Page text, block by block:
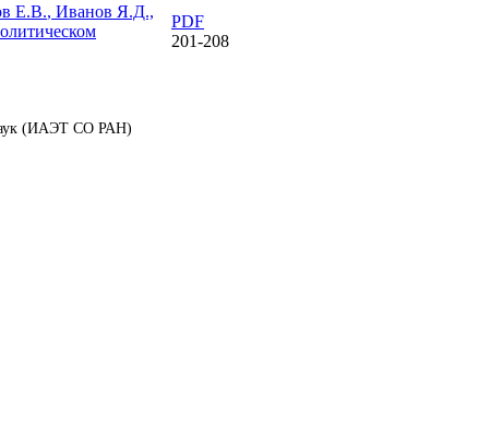
Е.В., Иванов Я.Д.,
PDF
201-208
наук (ИАЭТ СО РАН)